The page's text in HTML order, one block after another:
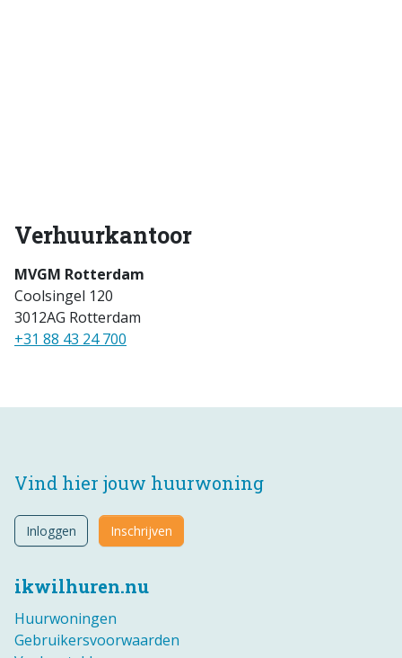
Verhuurkantoor
MVGM Rotterdam
Coolsingel 120
3012AG Rotterdam
+31 88 43 24 700
ikwilhuren.nu
Huurwoningen
Gebruikersvoorwaarden
Vind hier jouw huurwoning
Inloggen Inschrijven